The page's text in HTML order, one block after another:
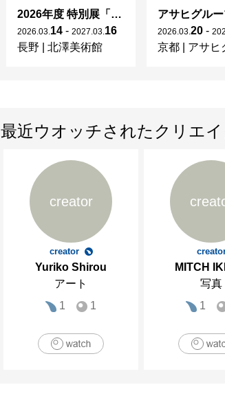
2026年度 特別展「ガレとドーム、アール･ヌーヴォーのガラス 水辺のやすらぎ、海の神秘」
2026 03 14 - 2027 03 16
長野
北澤美術館
2026 03 20 -
京都
アサヒグループ
最近ウオッチされたクリエ
creator
creator
Yuriko Shirou
アート
1
1
MITCH
写真
1